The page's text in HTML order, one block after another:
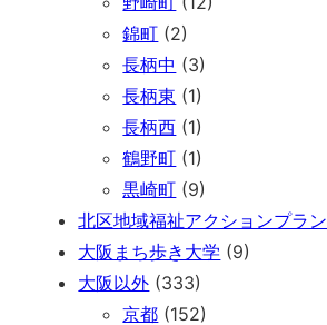
錦町 (2)
長柄中 (3)
長柄東 (1)
長柄西 (1)
鶴野町 (1)
黒崎町 (9)
北区地域福祉アクションプラン
大阪まち歩き大学 (9)
大阪以外 (333)
京都 (152)